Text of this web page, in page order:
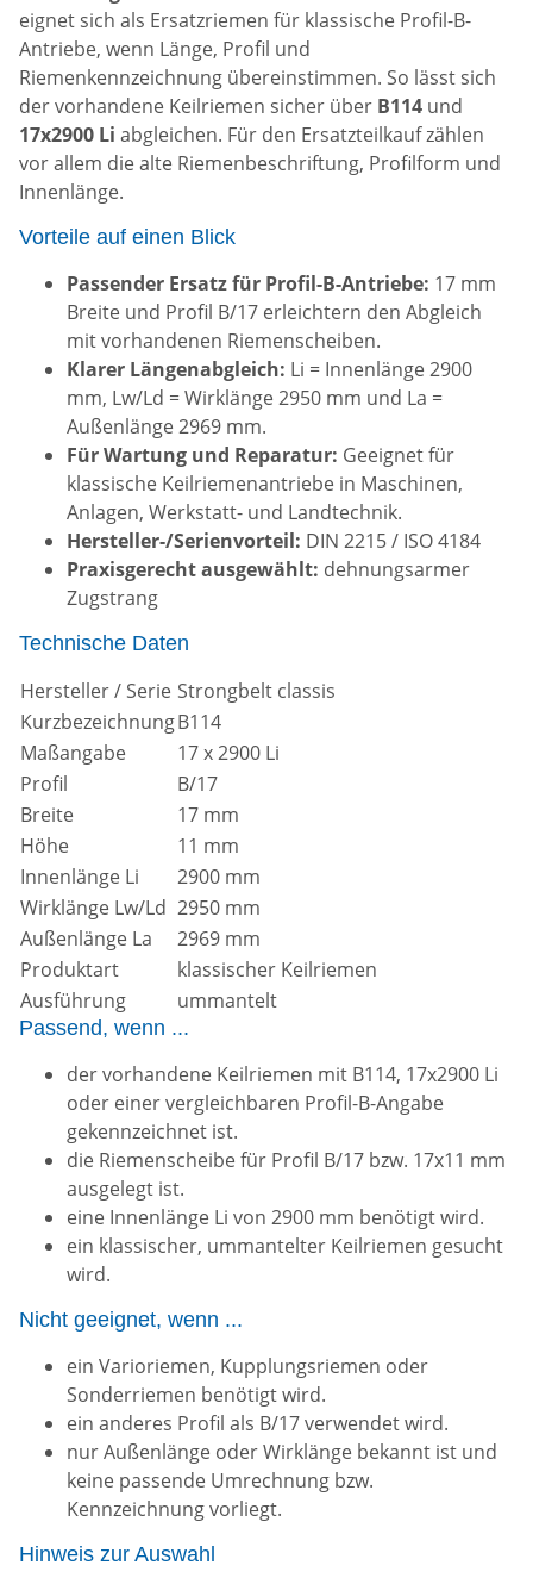
eignet sich als Ersatzriemen für klassische Profil-B-
Antriebe, wenn Länge, Profil und
Riemenkennzeichnung übereinstimmen. So lässt sich
der vorhandene Keilriemen sicher über B114 und
17x2900 Li abgleichen. Für den Ersatzteilkauf zählen
vor allem die alte Riemenbeschriftung, Profilform und
Innenlänge.
Vorteile auf einen Blick
Passender Ersatz für Profil-B-Antriebe: 17 mm
Breite und Profil B/17 erleichtern den Abgleich
mit vorhandenen Riemenscheiben.
Klarer Längenabgleich: Li = Innenlänge 2900
mm, Lw/Ld = Wirklänge 2950 mm und La =
Außenlänge 2969 mm.
Für Wartung und Reparatur: Geeignet für
klassische Keilriemenantriebe in Maschinen,
Anlagen, Werkstatt- und Landtechnik.
Hersteller-/Serienvorteil: DIN 2215 / ISO 4184
Praxisgerecht ausgewählt: dehnungsarmer
Zugstrang
Technische Daten
Hersteller / Serie Strongbelt classis
KurzbezeichnungB114
Maßangabe
17 x 2900 Li
Profil
B/17
Breite
17 mm
Höhe
11 mm
Innenlänge Li
2900 mm
Wirklänge Lw/Ld 2950 mm
Außenlänge La
2969 mm
Produktart
klassischer Keilriemen
Ausführung
ummantelt
Passend, wenn ...
der vorhandene Keilriemen mit B114, 17x2900 Li
oder einer vergleichbaren Profil-B-Angabe
gekennzeichnet ist.
die Riemenscheibe für Profil B/17 bzw. 17x11 mm
ausgelegt ist.
eine Innenlänge Li von 2900 mm benötigt wird.
ein klassischer, ummantelter Keilriemen gesucht
wird.
Nicht geeignet, wenn ...
ein Varioriemen, Kupplungsriemen oder
Sonderriemen benötigt wird.
ein anderes Profil als B/17 verwendet wird.
nur Außenlänge oder Wirklänge bekannt ist und
keine passende Umrechnung bzw.
Kennzeichnung vorliegt.
Hinweis zur Auswahl